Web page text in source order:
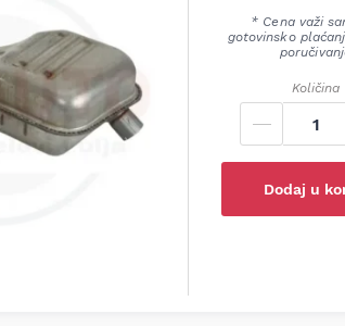
* Cena važi
gotovinsko
Količina
Dodaj u